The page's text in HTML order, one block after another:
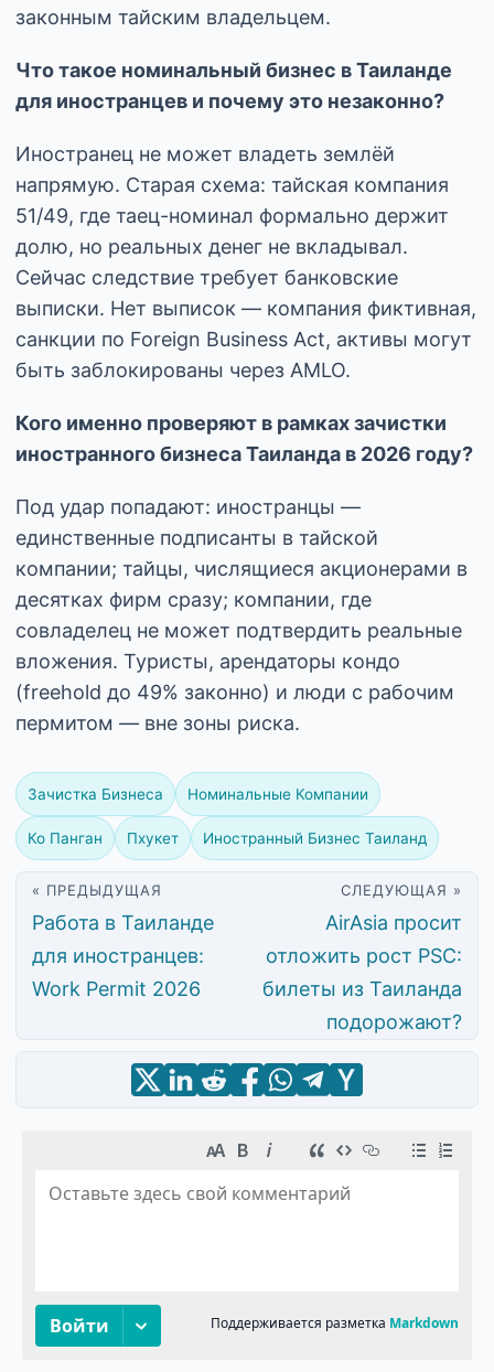
законным тайским владельцем.
Что такое номинальный бизнес в Таиланде
для иностранцев и почему это незаконно?
Иностранец не может владеть землёй
напрямую. Старая схема: тайская компания
51/49, где таец-номинал формально держит
долю, но реальных денег не вкладывал.
Сейчас следствие требует банковские
выписки. Нет выписок — компания фиктивная,
санкции по Foreign Business Act, активы могут
быть заблокированы через AMLO.
Кого именно проверяют в рамках зачистки
иностранного бизнеса Таиланда в 2026 году?
Под удар попадают: иностранцы —
единственные подписанты в тайской
компании; тайцы, числящиеся акционерами в
десятках фирм сразу; компании, где
совладелец не может подтвердить реальные
вложения. Туристы, арендаторы кондо
(freehold до 49% законно) и люди с рабочим
пермитом — вне зоны риска.
Зачистка Бизнеса Номинальные Компании
Ко Панган Пхукет Иностранный Бизнес Таиланд
« ПРЕДЫДУЩАЯ
Работа в Таиланде
для иностранцев:
Work Permit 2026
СЛЕДУЮЩАЯ »
AirAsia просит
отложить рост PSC:
билеты из Таиланда
подорожают?